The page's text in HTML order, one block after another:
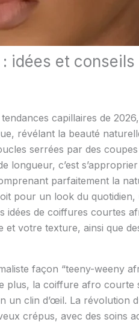
idées et
capillaires de
révélant la beauté
serrées par des
longueur, c’est
parfaitement la
pour un look du
idées de coiffures courtes
votre texture, ainsi que
façon “teeny-weeny
plus, la coiffure afro
un clin d’œil. La révolution
crépus, avec des soins